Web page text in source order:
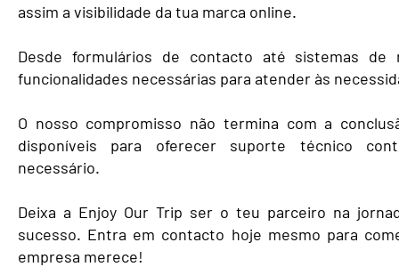
assim a visibilidade da tua marca online.
Desde formulários de contacto até sistemas de
funcionalidades necessárias para atender às
O nosso compromisso não termina com a
disponíveis para oferecer suporte técnico
necessário.
Deixa a Enjoy Our Trip ser o teu parceiro na
sucesso. Entra em contacto hoje mesmo para
empresa merece!